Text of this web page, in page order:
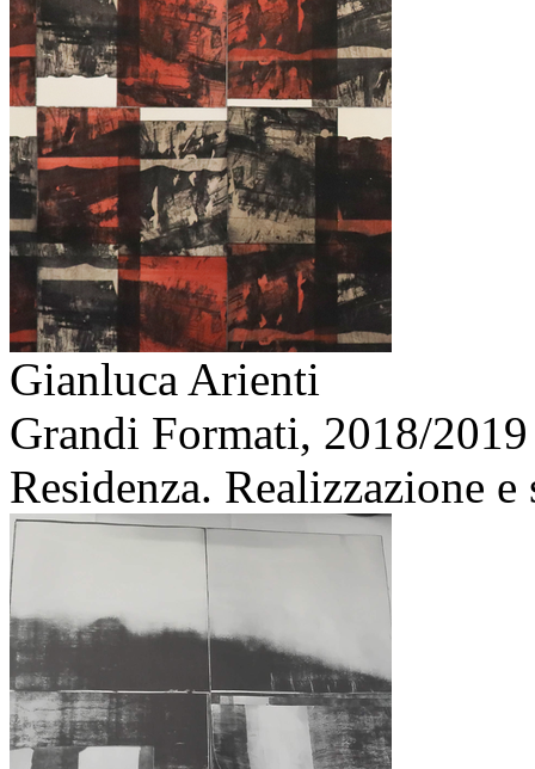
Gianluca Arienti
Grandi Formati, 2018/2019
Residenza. Realizzazione